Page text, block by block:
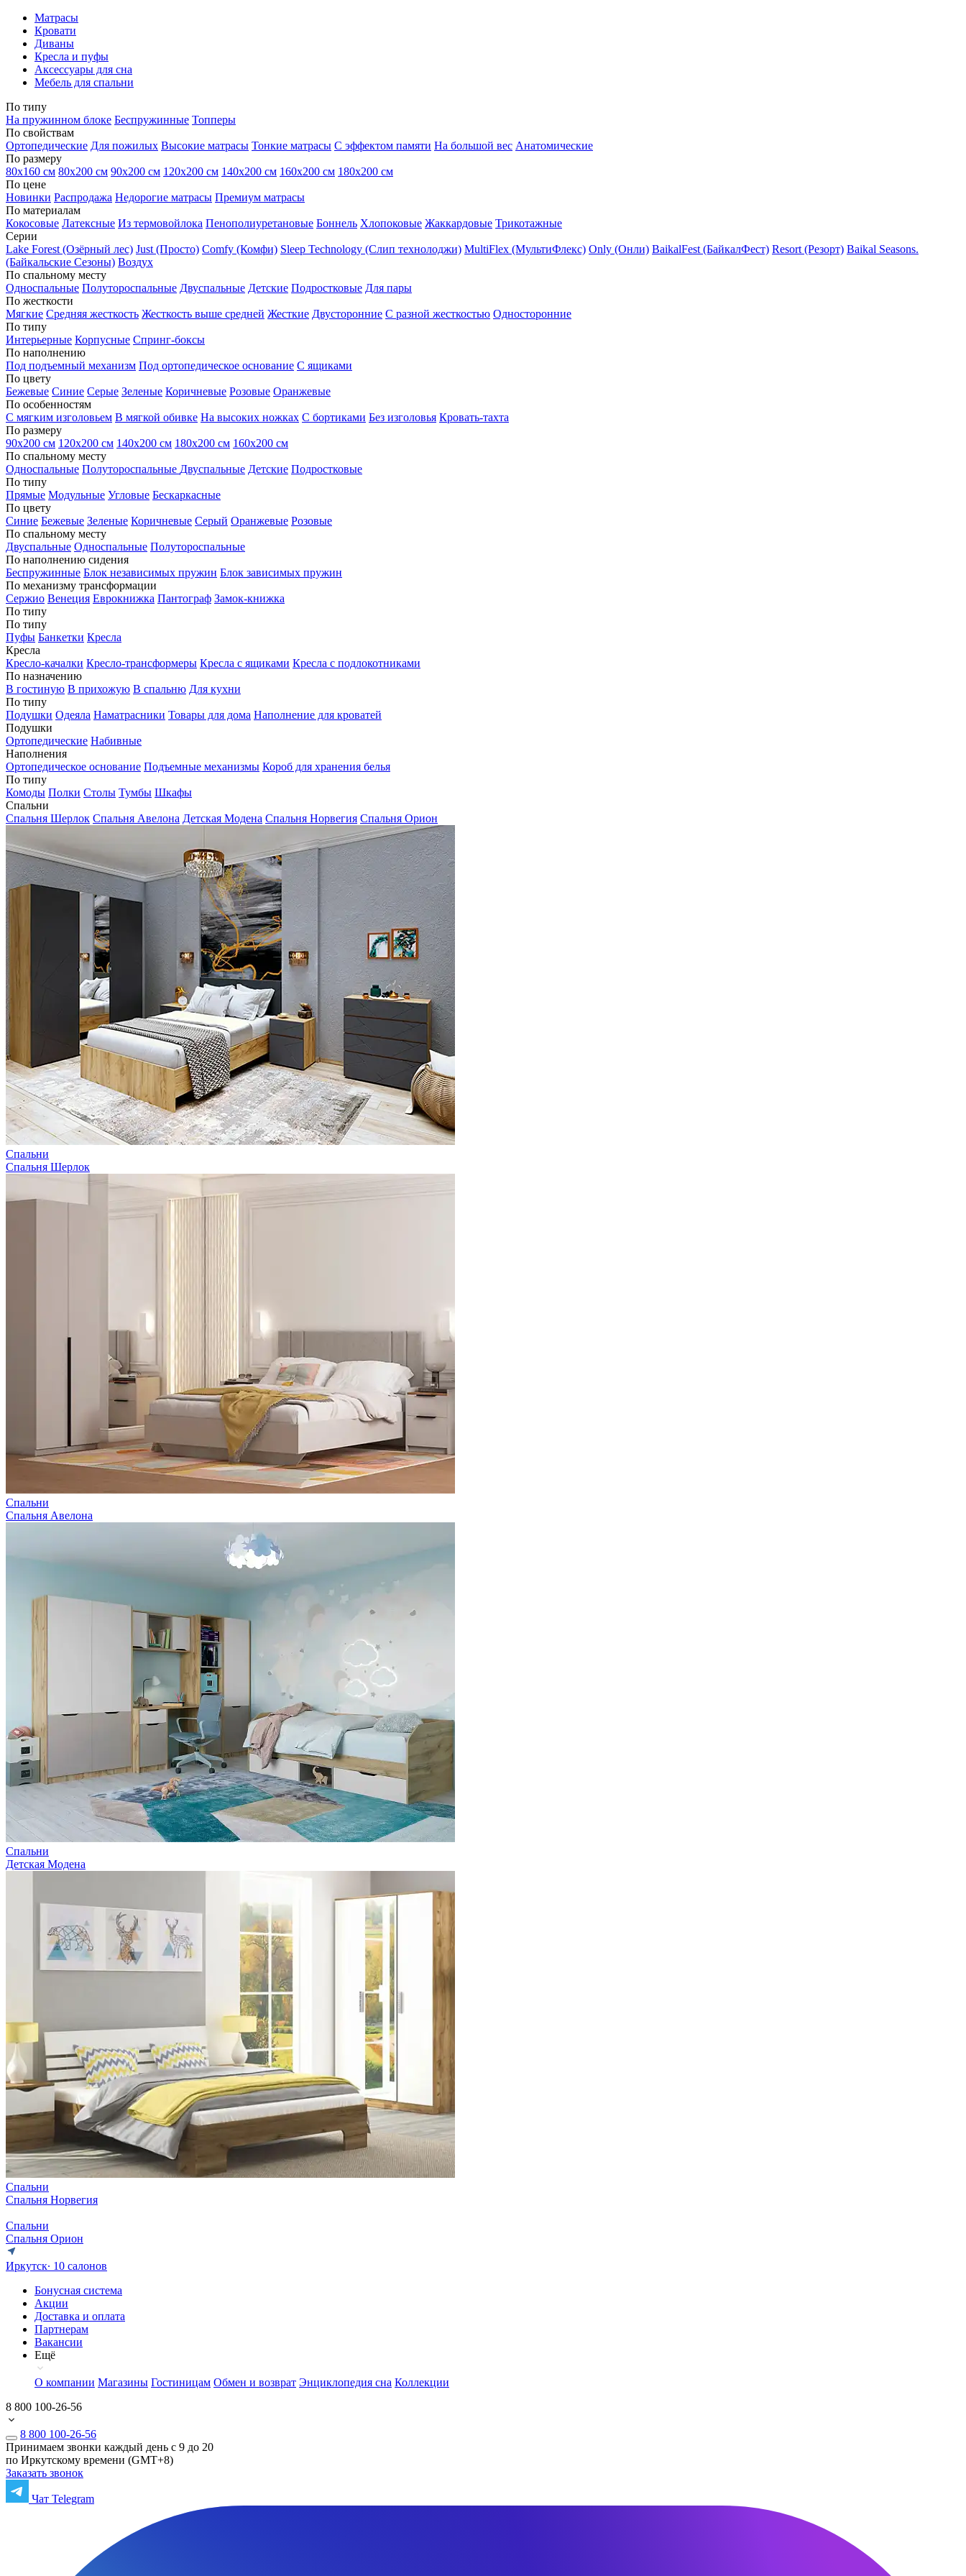
Матрасы
Кровати
Диваны
Кресла и пуфы
Аксессуары для сна
Мебель для спальни
По типу
На пружинном блоке Беспружинные Топперы
По свойствам
Ортопедические Для пожилых Высокие матрасы Тонкие матрасы С эффектом памяти На большой вес Анатомические
По размеру
80х160 см 80х200 см 90х200 см 120х200 см 140х200 см 160х200 см 180х200 см
По цене
Новинки Распродажа Недорогие матрасы Премиум матрасы
По материалам
Кокосовые Латексные Из термовойлока Пенополиуретановые Боннель Хлопоковые Жаккардовые Трикотажные
Серии
Lake Forest (Озёрный лес) Just (Просто) Comfy (Комфи) Sleep Technology (Слип технолоджи) MultiFlex (МультиФлекс) Only (Онли) BaikalFest (БайкалФест) Resort (Резорт) Baikal Seasons.
(Байкальские Сезоны) Воздух
По спальному месту
Односпальные Полутороспальные Двуспальные Детские Подростковые Для пары
По жесткости
Мягкие Средняя жесткость Жесткость выше средней Жесткие Двусторонние С разной жесткостью Односторонние
По типу
Интерьерные Корпусные Спринг-боксы
По наполнению
Под подъемный механизм Под ортопедическое основание С ящиками
По цвету
Бежевые Синие Серые Зеленые Коричневые Розовые Оранжевые
По особенностям
С мягким изголовьем В мягкой обивке На высоких ножках С бортиками Без изголовья Кровать-тахта
По размеру
90х200 см 120х200 см 140х200 см 180х200 см 160х200 см
По спальному месту
Односпальные Полутороспальные Двуспальные Детские Подростковые
По типу
Прямые Модульные Угловые Бескаркасные
По цвету
Синие Бежевые Зеленые Коричневые Серый Оранжевые Розовые
По спальному месту
Двуспальные Односпальные Полутороспальные
По наполнению сидения
Беспружинные Блок независимых пружин Блок зависимых пружин
По механизму трансформации
Сержио Венеция Еврокнижка Пантограф Замок-книжка
По типу
По типу
Пуфы Банкетки Кресла
Кресла
Кресло-качалки Кресло-трансформеры Кресла с ящиками Кресла с подлокотниками
По назначению
В гостиную В прихожую В спальню Для кухни
По типу
Подушки Одеяла Наматрасники Товары для дома Наполнение для кроватей
Подушки
Ортопедические Набивные
Наполнения
Ортопедическое основание Подъемные механизмы Короб для хранения белья
По типу
Комоды Полки Столы Тумбы Шкафы
Спальни
Спальня Шерлок Спальня Авелона Детская Модена Спальня Норвегия Спальня Орион
Спальни
Спальня Шерлок
Спальни
Спальня Авелона
Спальни
Детская Модена
Спальни
Спальня Норвегия
Спальни
Спальня Орион
Иркутск∙ 10 салонов
Бонусная система
Акции
Доставка и оплата
Партнерам
Вакансии
Ещё
О компании Магазины Гостиницам Обмен и возврат Энциклопедия сна Коллекции
8 800 100-26-56
8 800 100-26-56
Принимаем звонки каждый день с 9 до 20
по Иркутскому времени (GMT+8)
Заказать звонок
Чат Telegram